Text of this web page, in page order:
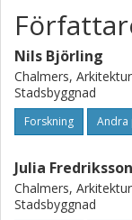
Nils Björling
Chalmers,
Stadsbyggnad
Forskning Andra
Julia Fredriksson
Chalmers,
Stadsbyggnad